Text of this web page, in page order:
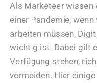
Als Marketeer wissen
einer Pandemie,
arbeiten müssen,
wichtig ist. Dabei gilt
Verfügung stehen,
vermeiden. Hier